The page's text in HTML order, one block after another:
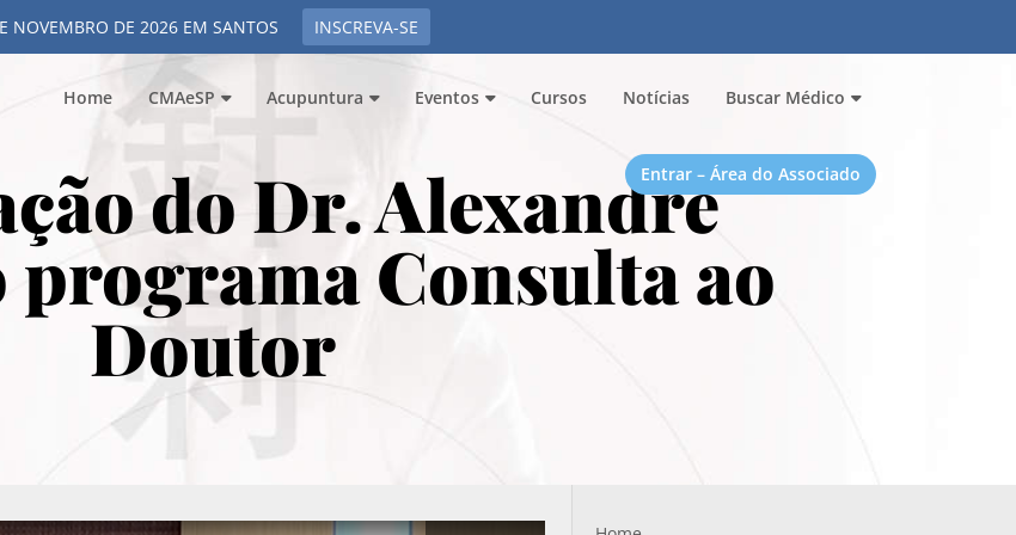
NOVEMBRO DE 2026 EM SANTOS INSCREVA-SE
Home CMAeSP Acupuntura Eventos Cursos Notícias Buscar Médico
Entrar – Área do Associado
do Dr. Alexandre
programa Consulta ao
Doutor